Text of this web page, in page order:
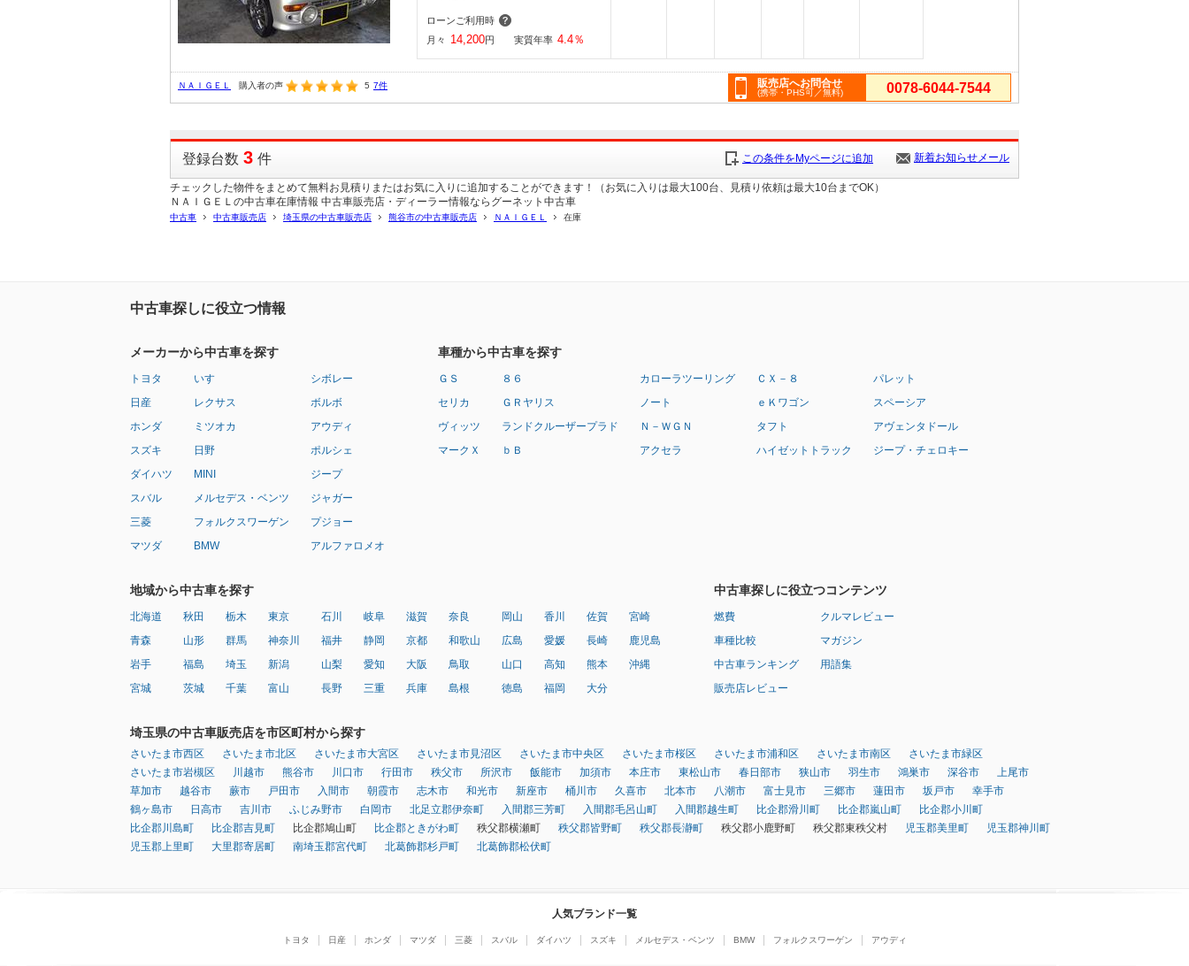
登録台数 3 件 この条件をMyページに追加 新着お知らせメール
ローンご利用時
月々
14,200円 実質年率 4.4％
ＮＡＩＧＥＬ 購入者の声 5 7件 販売店へお問合せ
(携帯・PHS可／無料) 0078-6044-7544
3 件中 1 ~ 3 件を表示
チェックした物件をまとめて無料お見積りまたはお気に入りに追加することができます！（お気に入りは最大100台、見積り依頼は最大10台までOK）
ＮＡＩＧＥＬの中古車在庫情報 中古車販売店・ディーラー情報ならグーネット中古車
中古車 中古車販売店 埼玉県の中古車販売店 熊谷市の中古車販売店 ＮＡＩＧＥＬ 在庫
中古車探しに役立つ情報
メーカーから中古車を探す
トヨタ
日産
ホンダ
スズキ
ダイハツ
スバル
三菱
マツダ
いすゞ
レクサス
ミツオカ
日野
MINI
メルセデス・ベンツ
フォルクスワーゲン
BMW
シボレー
ボルボ
アウディ
ポルシェ
ジープ
ジャガー
プジョー
アルファロメオ
車種から中古車を探す
ＧＳ
セリカ
ヴィッツ
マークＸ
８６
ＧＲヤリス
ランドクルーザープラド
ｂＢ
カローラツーリング
ノート
Ｎ－ＷＧＮ
アクセラ
ＣＸ－８
ｅＫワゴン
タフト
ハイゼットトラック
パレット
スペーシア
アヴェンタドール
ジープ・チェロキー
地域から中古車を探す
北海道
青森
岩手
宮城
秋田
山形
福島
茨城
栃木
群馬
埼玉
千葉
東京
神奈川
新潟
富山
石川
福井
山梨
長野
岐阜
静岡
愛知
三重
滋賀
京都
大阪
兵庫
奈良
和歌山
鳥取
島根
岡山
広島
山口
徳島
香川
愛媛
高知
福岡
佐賀
長崎
熊本
大分
宮崎
鹿児島
沖縄
中古車探しに役立つコンテンツ
燃費
車種比較
中古車ランキング
販売店レビュー
クルマレビュー
マガジン
用語集
埼玉県の中古車販売店を市区町村から探す
さいたま市西区 さいたま市北区 さいたま市大宮区 さいたま市見沼区 さいたま市中央区 さいたま市桜区 さいたま市浦和区 さいたま市南区
さいたま市緑区
さいたま市岩槻区
川越市 熊谷市 川口市 行田市 秩父市 所沢市 飯能市 加須市 本庄市 東松山市 春日部市 狭山市 羽生市 鴻巣市 深谷市
上尾市
草加市
越谷市 蕨市 戸田市 入間市 朝霞市 志木市 和光市 新座市 桶川市 久喜市 北本市 八潮市 富士見市 三郷市 蓮田市 坂戸市
幸手市
鶴ヶ島市
日高市 吉川市 ふじみ野市 白岡市 北足立郡伊奈町 入間郡三芳町 入間郡毛呂山町 入間郡越生町 比企郡滑川町 比企郡嵐山町
比企郡小川町
比企郡川島町
比企郡吉見町 比企郡鳩山町 比企郡ときがわ町 秩父郡横瀬町 秩父郡皆野町 秩父郡長瀞町 秩父郡小鹿野町 秩父郡東秩父村 児玉郡美里町
児玉郡神川町
児玉郡上里町
大里郡寄居町 南埼玉郡宮代町 北葛飾郡杉戸町 北葛飾郡松伏町
人気ブランド一覧
トヨタ 日産 ホンダ マツダ 三菱 スバル ダイハツ スズキ メルセデス・ベンツ BMW フォルクスワーゲン アウディ